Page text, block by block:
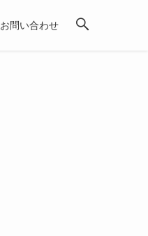
お問い合わせ